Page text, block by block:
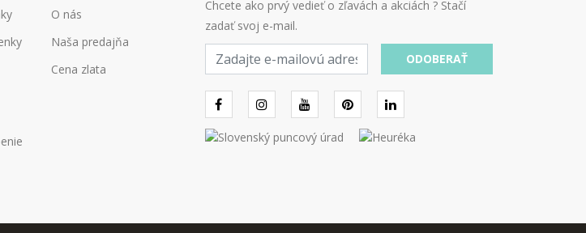
O nás
Naša predajňa
Cena zlata
Chcete ako prvý vedieť o zľavách a akciách ? Stačí
zadať svoj e-mail.
mail
ODOBERAŤ